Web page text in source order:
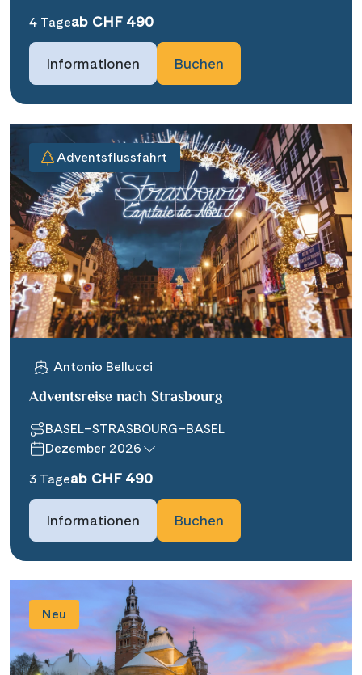
4 Tageab CHF 490
Informationen Buchen
Adventsflussfahrt
Antonio Bellucci
Adventsreise nach Strasbourg
BASEL–STRASBOURG–BASEL
Dezember 2026
3 Tageab CHF 490
Informationen Buchen
Neu